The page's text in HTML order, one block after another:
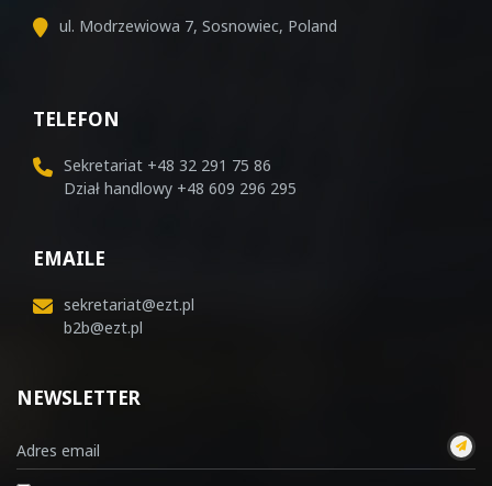
ul. Modrzewiowa 7, Sosnowiec, Poland
TELEFON
Sekretariat +48 32 291 75 86
Dział handlowy +48 609 296 295
EMAILE
sekretariat@ezt.pl
b2b@ezt.pl
NEWSLETTER